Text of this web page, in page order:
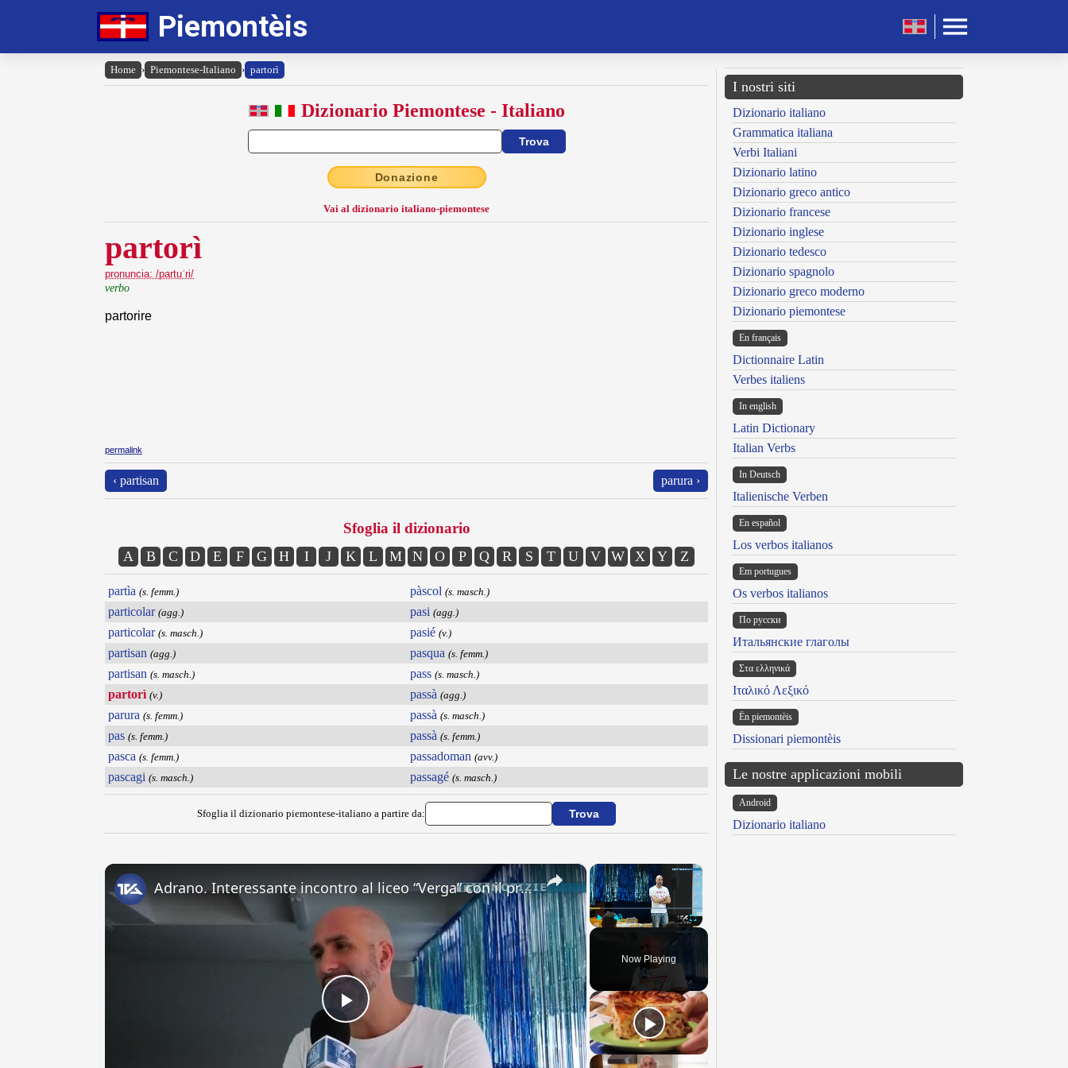
Piemontèis
Home › Piemontese-Italiano › partorì
Dizionario Piemontese - Italiano
Donazione
Vai al dizionario italiano-piemontese
partorì
pronuncia: /partuˈri/
verbo
partorire
permalink
‹ partisan parura ›
Sfoglia il dizionario
A B C D E F G H I J K L M N O P Q R S T U V W X Y Z
partìa (s. femm.)
particolar (agg.)
particolar (s. masch.)
partisan (agg.)
partisan (s. masch.)
partorì (v.)
parura (s. femm.)
pas (s. femm.)
pasca (s. femm.)
pascagi (s. masch.)
pàscol (s. masch.)
pasi (agg.)
pasié (v.)
pasqua (s. femm.)
pass (s. masch.)
passà (agg.)
passà (s. masch.)
passà (s. femm.)
passadoman (avv.)
passagé (s. masch.)
Sfoglia il dizionario piemontese-italiano a partire da:
×
Fullscreen
Now Playing
×
Play
Adrano. Interessante incontro al liceo “Verga” con il prof. Fabio Gamberini. Studenti del Linguistic
I nostri siti
Dizionario italiano
Grammatica italiana
Verbi Italiani
Dizionario latino
Dizionario greco antico
Dizionario francese
Dizionario inglese
Dizionario tedesco
Dizionario spagnolo
Dizionario greco moderno
Dizionario piemontese
En français
Dictionnaire Latin
Verbes italiens
In english
Latin Dictionary
Italian Verbs
In Deutsch
Italienische Verben
En español
Los verbos italianos
Em portugues
Os verbos italianos
По русски
Итальянские глаголы
Στα ελληνικά
Ιταλικό Λεξικό
Ën piemontèis
Dissionari piemontèis
Le nostre applicazioni mobili
Android
Dizionario italiano